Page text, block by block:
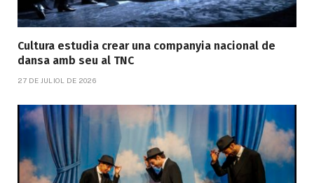
Cultura estudia crear una companyia nacional de
dansa amb seu al TNC
27 DE JULIOL DE 2026